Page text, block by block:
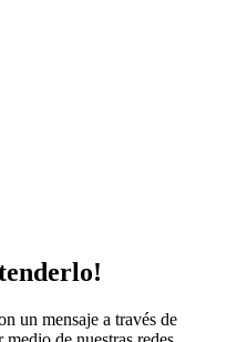
un mensaje a través de